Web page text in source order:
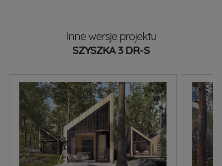
Inne wersje projektu
SZYSZKA 3 DR-S